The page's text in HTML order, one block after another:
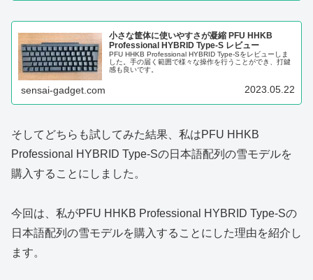
小さな筐体に使いやすさが凝縮 PFU HHKB
Professional HYBRID Type-S レビュー
PFU HHKB Professional HYBRID Type-Sをレビューしま
した。手の届く範囲で様々な操作を行うことができ、打鍵
感も良いです。
sensai-gadget.com 2023.05.22
そしてどちらも試してみた結果、私はPFU HHKB
Professional HYBRID Type-Sの日本語配列の雪モデルを
購入することにしました。
今回は、私がPFU HHKB Professional HYBRID Type-Sの
日本語配列の雪モデルを購入することにした理由を紹介し
ます。